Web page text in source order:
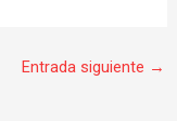
Entrada siguiente →